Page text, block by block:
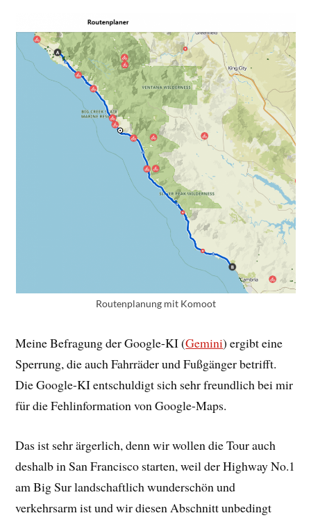
Routenplanung mit Komoot
Meine Befragung der Google-KI (Gemini) ergibt eine
Sperrung, die auch Fahrräder und Fußgänger betrifft.
Die Google-KI entschuldigt sich sehr freundlich bei mir
für die Fehlinformation von Google-Maps.
Das ist sehr ärgerlich, denn wir wollen die Tour auch
deshalb in San Francisco starten, weil der Highway No.1
am Big Sur landschaftlich wunderschön und
verkehrsarm ist und wir diesen Abschnitt unbedingt